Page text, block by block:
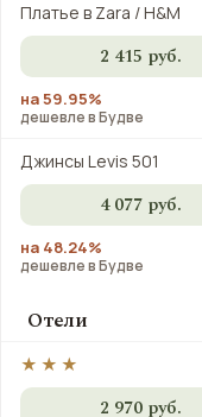
Платье в Zara / H&M
2 415 руб.
на 59.95%
дешевле в Будве
Джинсы Levis 501
4 077 руб.
на 48.24%
дешевле в Будве
Отели
★★★
2 970 руб.